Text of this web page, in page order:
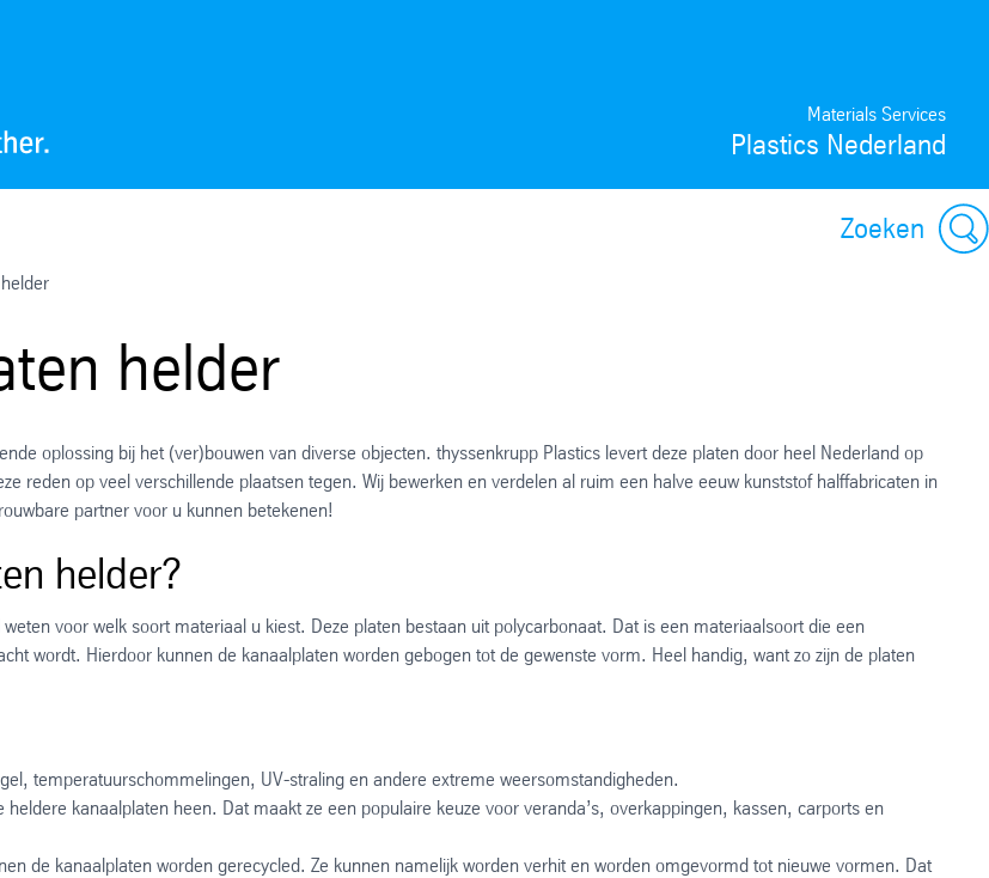
Materials Services
Plastics Nederland
Zoeken
helder
oplossing bij het (ver)bouwen van diverse objecten. thyssenkrupp Plastics levert deze platen door heel Nederland op
reden op veel verschillende plaatsen tegen. Wij bewerken en verdelen al ruim een halve eeuw kunststof halffabricaten in
partner voor u kunnen betekenen!
helder?
voor welk soort materiaal u kiest. Deze platen bestaan uit polycarbonaat. Dat is een materiaalsoort die een
wordt. Hierdoor kunnen de kanaalplaten worden gebogen tot de gewenste vorm. Heel handig, want zo zijn de platen
temperatuurschommelingen, UV-straling en andere extreme weersomstandigheden.
kanaalplaten heen. Dat maakt ze een populaire keuze voor veranda’s, overkappingen, kassen, carports en
de kanaalplaten worden gerecycled. Ze kunnen namelijk worden verhit en worden omgevormd tot nieuwe vormen. Dat